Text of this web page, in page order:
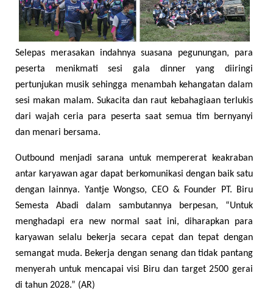
Selepas merasakan indahnya suasana pegunungan, para
peserta menikmati sesi gala dinner yang diiringi
pertunjukan musik sehingga menambah kehangatan dalam
sesi makan malam. Sukacita dan raut kebahagiaan terlukis
dari wajah ceria para peserta saat semua tim bernyanyi
dan menari bersama.
Outbound menjadi sarana untuk mempererat keakraban
antar karyawan agar dapat berkomunikasi dengan baik satu
dengan lainnya. Yantje Wongso, CEO & Founder PT. Biru
Semesta Abadi dalam sambutannya berpesan, “Untuk
menghadapi era new normal saat ini, diharapkan para
karyawan selalu bekerja secara cepat dan tepat dengan
semangat muda. Bekerja dengan senang dan tidak pantang
menyerah untuk mencapai visi Biru dan target 2500 gerai
di tahun 2028.” (AR)